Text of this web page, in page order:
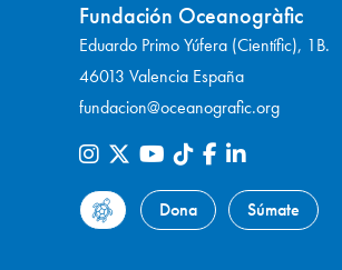
Fundación Oceanogràfic
Eduardo Primo Yúfera (Científic), 1B.
46013 Valencia España
fundacion@oceanografic.org
Dona Súmate